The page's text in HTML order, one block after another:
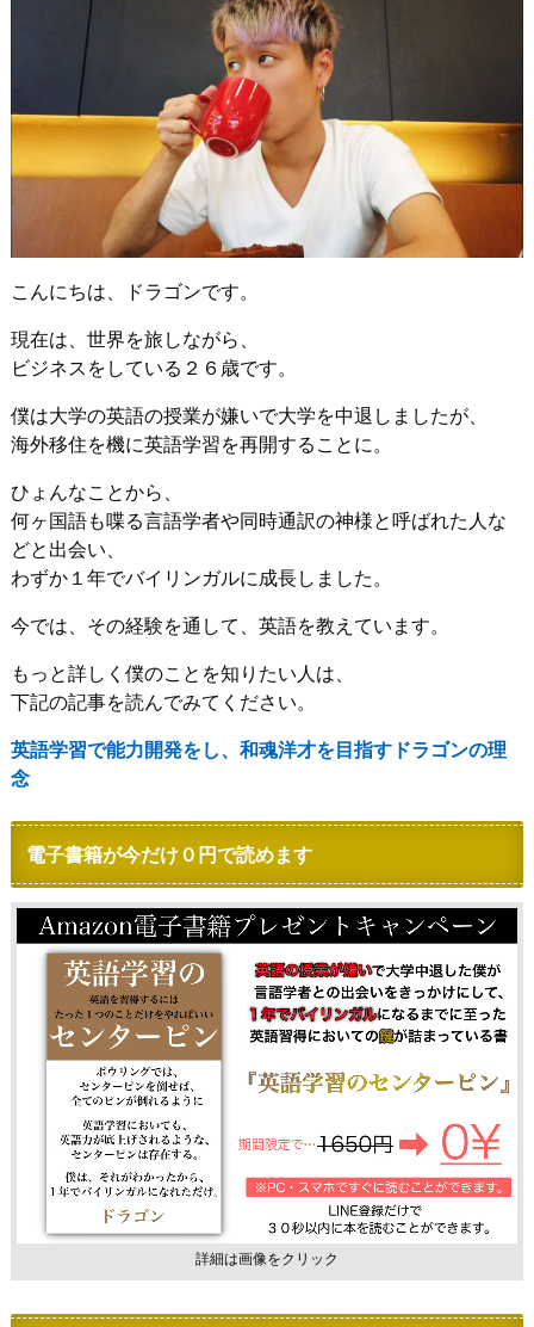
こんにちは、ドラゴンです。
現在は、世界を旅しながら、
ビジネスをしている２６歳です。
僕は大学の英語の授業が嫌いで大学を中退しましたが、
海外移住を機に英語学習を再開することに。
ひょんなことから、
何ヶ国語も喋る言語学者や同時通訳の神様と呼ばれた人な
どと出会い、
わずか１年でバイリンガルに成長しました。
今では、その経験を通して、英語を教えています。
もっと詳しく僕のことを知りたい人は、
下記の記事を読んでみてください。
英語学習で能力開発をし、和魂洋才を目指すドラゴンの理
念
電子書籍が今だけ０円で読めます
詳細は画像をクリック